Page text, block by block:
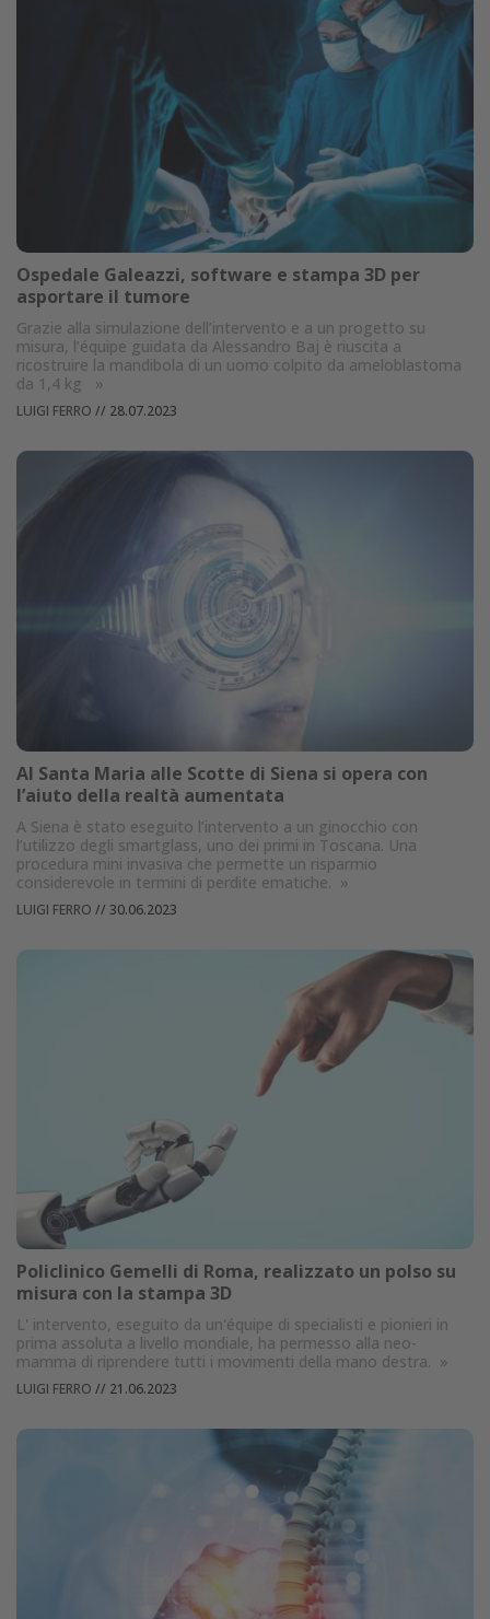
Ospedale Galeazzi, software e stampa 3D per
asportare il tumore
Grazie alla simulazione dell’intervento e a un progetto su
misura, l’équipe guidata da Alessandro Baj è riuscita a
ricostruire la mandibola di un uomo colpito da ameloblastoma
da 1,4 kg
»
LUIGI FERRO // 28.07.2023
Al Santa Maria alle Scotte di Siena si opera con
l’aiuto della realtà aumentata
A Siena è stato eseguito l’intervento a un ginocchio con
l’utilizzo degli smartglass, uno dei primi in Toscana. Una
procedura mini invasiva che permette un risparmio
considerevole in termini di perdite ematiche. »
LUIGI FERRO // 30.06.2023
Policlinico Gemelli di Roma, realizzato un polso su
misura con la stampa 3D
L' intervento, eseguito da un'équipe di specialisti e pionieri in
prima assoluta a livello mondiale, ha permesso alla neo-
mamma di riprendere tutti i movimenti della mano destra. »
LUIGI FERRO // 21.06.2023